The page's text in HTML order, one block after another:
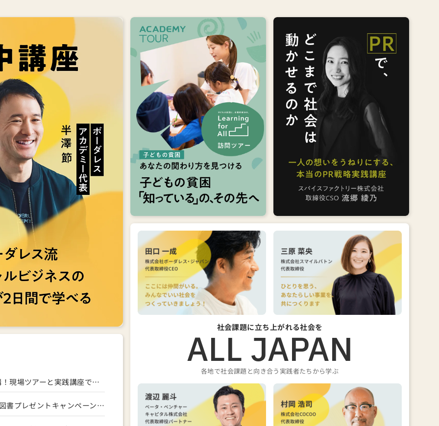
ポイント
会起業メソッド
を学ぶ
践ワークで深掘
き合う仲間と出会
い、ともに学ぶ
半澤節
カデミー 代表
くみる
講座のポイント
子どもの貧困の本質を現場で知る
NPO経営のリアルに両面から触れ
る
あなたなりの関わり方を言語化す
る
石神駿一
Learning for All 副代表理事
詳しくみる
講座のポイント
広報を、経営戦略として捉え直す
存在意義から、PRメッセージを設
計する
ステークホルダーを巻き込む戦略
スパイスファクトリー株式会社 取
締役CSO
詳しくみる
7つの新コースを開講！現場ツアーと実践講座で社会起業の入口から事業成長までを支援
【残り10名様】推薦図書プレゼントキャンペーン!!｜募集期間~7/14まで
社会課題に立ち上がれる社会を
ALL JAPAN
各地で社会課題と向き合う実践者たちから学ぶ